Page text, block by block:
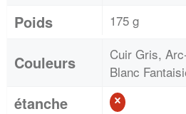
Poids 175 g
Couleurs
Cuir Gris,
Blanc
étanche